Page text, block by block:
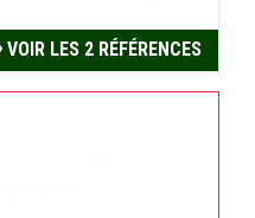
VOIR LES 2 RÉFÉRENCES